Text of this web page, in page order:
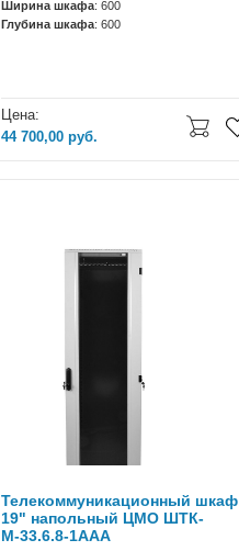
Ширина шкафа: 600
Глубина шкафа: 600
Цена:
44 700,00руб.
Телекоммуникационный шкаф
19" напольный ЦМО ШТК-
М-33.6.8-1ААА